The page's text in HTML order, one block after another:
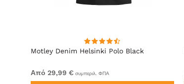
Motley Denim Helsinki Polo Black
Από 29,99 € συμπεριλ. ΦΠΑ